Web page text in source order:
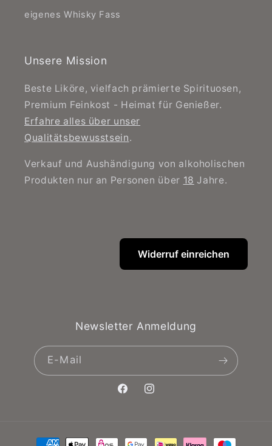
eigenes Whisky Fass
Unsere Mission
Beste Liköre, vielfach prämierte Spirituosen,
Premium Feinkost - Heimat für Genießer.
Erfahre alles über unser
Qualitätsbewusstsein.
Verkauf und Aushändigung von alkoholischen
Produkten nur an Personen über 18 Jahre.
Widerruf einreichen
Newsletter Anmeldung
E-Mail
FacebookInstagram
Zahlungsmethoden